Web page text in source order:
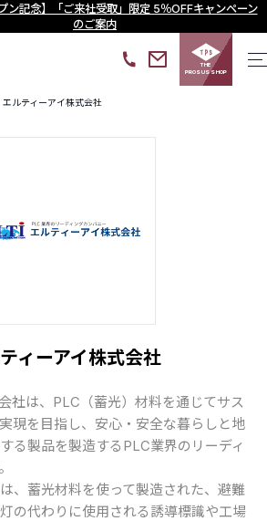
ン記念】「ご来社受取」限定 5％OFFキャンペーン
のご案内
THE
PROSUS SHOP
エルティーアイ株式会社
ィーアイ株式会社
社は、PLC（蓄光）材料を通じてサス
現を目指し、安心・安全な暮らしと地
る製品を製造するPLC業界のリーディ
、蓄光材料を使って製造された、避難
の代わりに使用される誘導標識や工場